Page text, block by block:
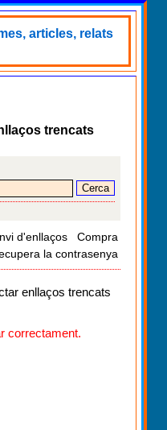
articles, relats
trencats
d'enllaços
Compra
la contrasenya
enllaços trencats
correctament.